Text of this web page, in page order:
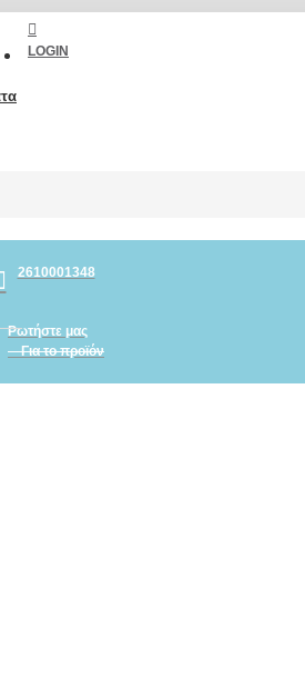
LOGIN
2610001348
Ρωτήστε μας
Για το προϊόν